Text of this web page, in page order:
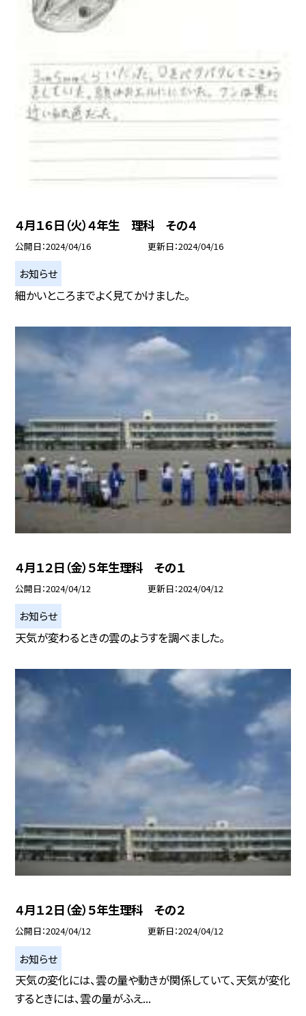
４月１６日（火）４年生 理科 その４
公開日 2024/04/16 更新日 2024/04/16
お知らせ
細かいところまでよく見てかけました。
４月１２日（金）５年生理科 その１
公開日 2024/04/12 更新日 2024/04/12
お知らせ
天気が変わるときの雲のようすを調べました。
４月１２日（金）５年生理科 その２
公開日 2024/04/12 更新日 2024/04/12
お知らせ
天気の変化には、雲の量や動きが関係していて、天気が変化
するときには、雲の量がふえ...